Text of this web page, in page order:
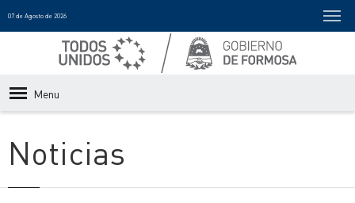
07 de Agosto de 2026
Menu
Noticias